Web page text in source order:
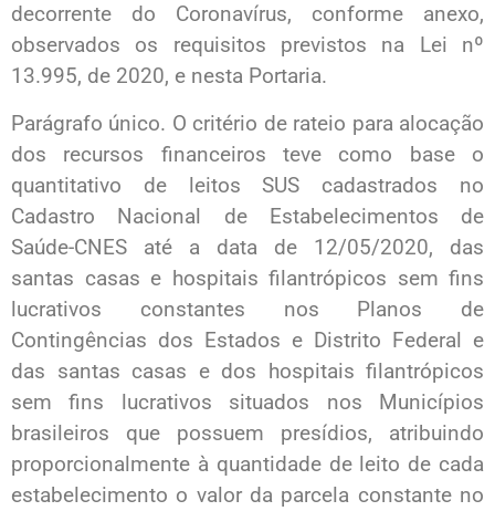
decorrente do Coronavírus, conforme anexo,
observados os requisitos previstos na Lei nº
13.995, de 2020, e nesta Portaria.
Parágrafo único. O critério de rateio para alocação
dos recursos financeiros teve como base o
quantitativo de leitos SUS cadastrados no
Cadastro Nacional de Estabelecimentos de
Saúde-CNES até a data de 12/05/2020, das
santas casas e hospitais filantrópicos sem fins
lucrativos constantes nos Planos de
Contingências dos Estados e Distrito Federal e
das santas casas e dos hospitais filantrópicos
sem fins lucrativos situados nos Municípios
brasileiros que possuem presídios, atribuindo
proporcionalmente à quantidade de leito de cada
estabelecimento o valor da parcela constante no